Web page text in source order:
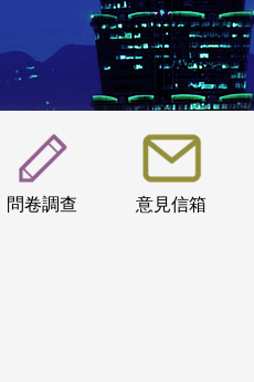
問卷調查 意見信箱
:::